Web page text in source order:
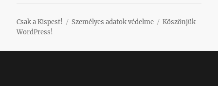
Csak a Kispest! Személyes adatok védelme
Köszönjük
WordPress!